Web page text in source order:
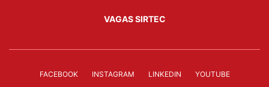
VAGAS SIRTEC
FACEBOOK INSTAGRAM LINKEDIN YOUTUBE